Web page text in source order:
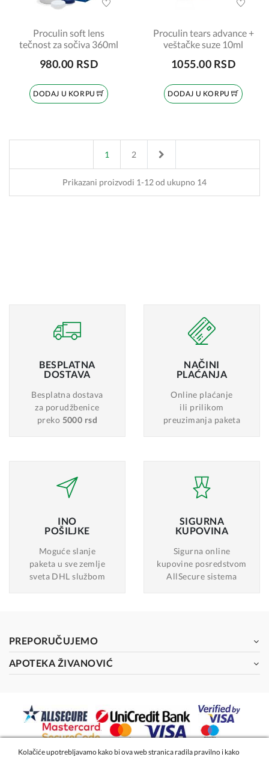
Proculin soft lens
tečnost za sočiva 360ml
980.00 RSD
DODAJ U KORPU
Proculin tears advance +
veštačke suze 10ml
1055.00 RSD
DODAJ U KORPU
1 2
Prikazani proizvodi 1-12 od ukupno 14
BESPLATNA
DOSTAVA
Besplatna dostava
za porudžbenice
preko 5000 rsd
NAČINI
PLAĆANJA
Online plaćanje
ili prilikom
preuzimanja paketa
INO
POŠILJKE
Moguće slanje
paketa u sve zemlje
sveta DHL službom
SIGURNA
KUPOVINA
Sigurna online
kupovine posredstvom
AllSecure sistema
PREPORUČUJEMO
APOTEKA ŽIVANOVIĆ
Kolačiće upotrebljavamo kako bi ova web stranica radila pravilno i kako